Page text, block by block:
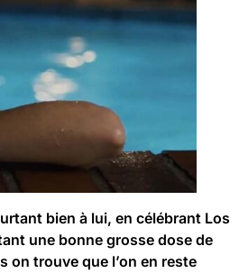
bien à lui, en célébrant Los
une bonne grosse dose de
on trouve que l’on en reste